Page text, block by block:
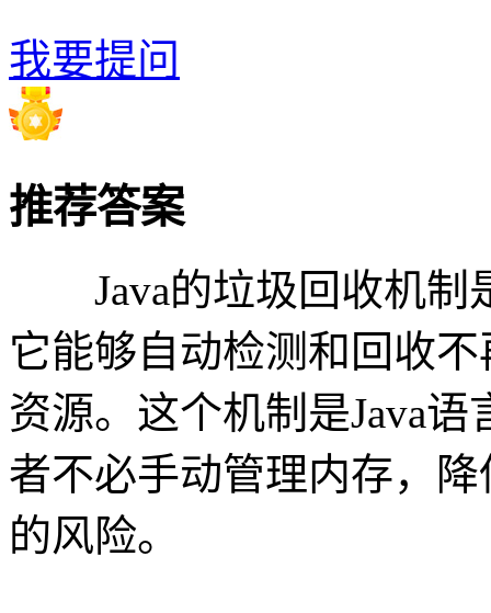
我要提问
推荐答案
Java的垃圾回收机制
它能够自动检测和回收
资源。这个机制是Java
者不必手动管理内存，
的风险。